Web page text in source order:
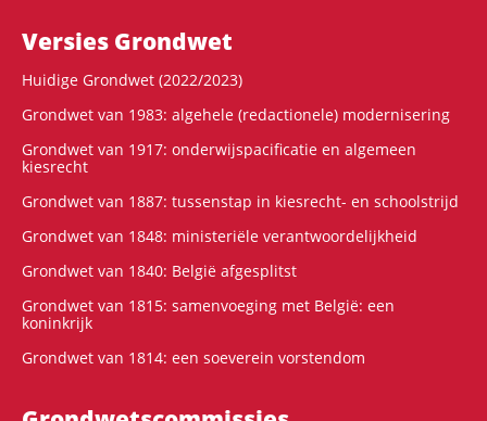
Versies Grondwet
Huidige Grondwet (2022/2023)
Grondwet van 1983: algehele (redactionele) modernisering
Grondwet van 1917: onderwijspacificatie en algemeen
kiesrecht
Grondwet van 1887: tussenstap in kiesrecht- en schoolstrijd
Grondwet van 1848: ministeriële verantwoordelijkheid
Grondwet van 1840: België afgesplitst
Grondwet van 1815: samenvoeging met België: een
koninkrijk
Grondwet van 1814: een soeverein vorstendom